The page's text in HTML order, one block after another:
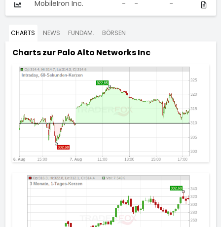
MobileIron Inc. - - -
CHARTS NEWS FUNDAM. BÖRSEN
Charts zurPalo Alto Networks Inc